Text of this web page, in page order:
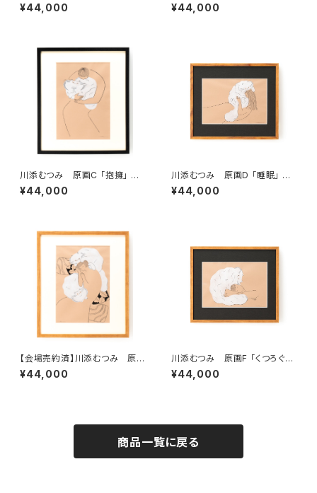
A 「休息」 額装込み、直筆サイン
入り
¥44,000
B 「発見」 額装込み、直筆サイン
入り
¥44,000
川添むつみ 原画C 「抱擁」 額
装込み、直筆サイン入り
¥44,000
川添むつみ 原画D 「睡眠」 額
装込み、直筆サイン入り
¥44,000
【会場売約済】川添むつみ 原画
E 「ひとやすみ」 額装込み、直筆
サイン入り
¥44,000
川添むつみ 原画F 「くつろぐ」
額装込み、直筆サイン入り
¥44,000
商品一覧に戻る